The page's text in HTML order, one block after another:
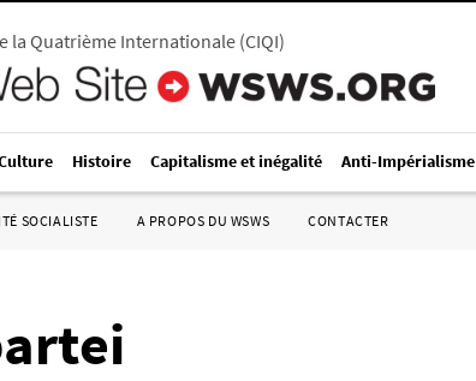
la Quatrième Internationale(CIQI)
Histoire Capitalisme et inégalité Anti-Impérialisme
SOCIALISTE A PROPOS DU WSWS CONTACTER